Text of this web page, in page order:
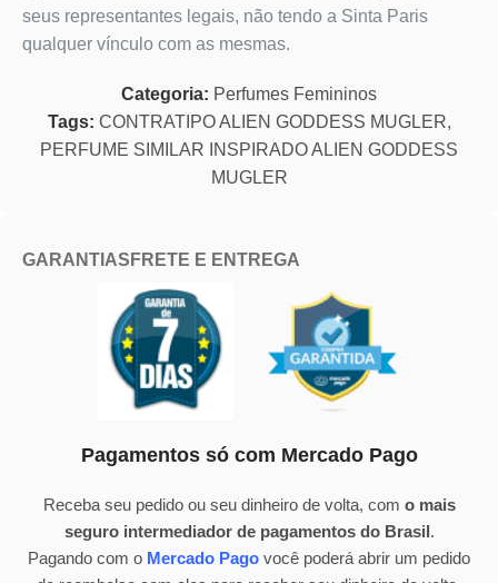
seus representantes legais, não tendo a Sinta Paris
qualquer vínculo com as mesmas.
Categoria: Perfumes Femininos
Tags: CONTRATIPO ALIEN GODDESS MUGLER,
PERFUME SIMILAR INSPIRADO ALIEN GODDESS
MUGLER
GARANTIAS FRETE E ENTREGA
Pagamentos só com Mercado Pago
Receba seu pedido ou seu dinheiro de volta, com o mais
seguro intermediador de pagamentos do Brasil.
Pagando com o Mercado Pago você poderá abrir um pedido